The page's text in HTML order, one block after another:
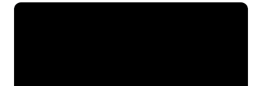
Esenciales de Vértigo